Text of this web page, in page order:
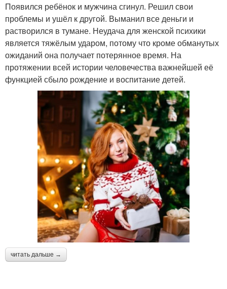
Появился ребёнок и мужчина сгинул. Решил свои
проблемы и ушёл к другой. Выманил все деньги и
растворился в тумане. Неудача для женской психики
является тяжёлым ударом, потому что кроме обманутых
ожиданий она получает потерянное время. На
протяжении всей истории человечества важнейшей её
функцией сбыло рождение и воспитание детей.
читать дальше →